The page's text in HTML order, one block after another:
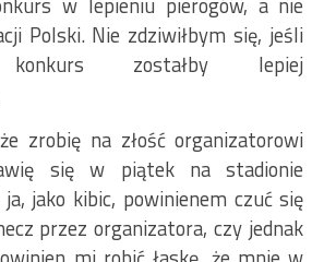
Polski. Nie zdziwiłbym się, jeśli
konkurs zostałby lepiej
zrobię na złość organizatorowi
się w piątek na stadionie
jako kibic, powinienem czuć się
przez organizatora, czy jednak